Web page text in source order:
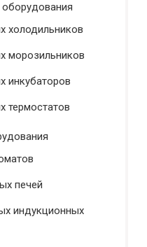
холодильников
морозильников
инкубаторов
термостатов
печей
индукционных